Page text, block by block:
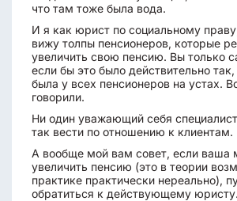
что там тоже была вода.
И я как юрист по социальному
вижу толпы пенсионеров, которые
увеличить свою пенсию. Вы только
если бы это было действительно
была у всех пенсионеров на устах.
говорили.
Ни один уважающий себя
так вести по отношению к клиентам.
А вообще мой вам совет, если ваша
увеличить пенсию (это в теории
практике практически нереально),
обратиться к действующему юристу.